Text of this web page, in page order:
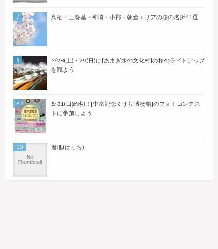
鳥栖・三養基・神埼・小郡・朝倉エリアの桜の名所41選
3/28(土)・29(日)は[あまぎ水の文化村]の桜のライトアップ
を観よう
5/31(日)締切！[中富記念くすり博物館]のフォトコンテス
トに参加しよう
潑地(はっち)